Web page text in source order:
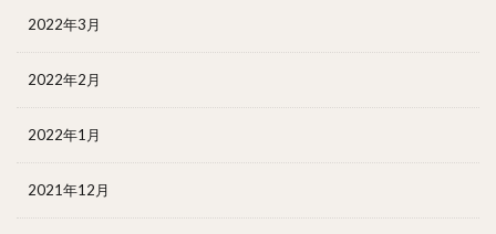
2022年3月
2022年2月
2022年1月
2021年12月